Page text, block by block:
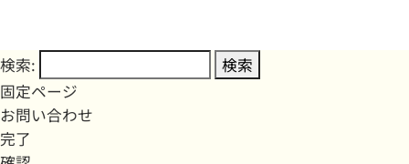
検索:
固定ページ
お問い合わせ
完了